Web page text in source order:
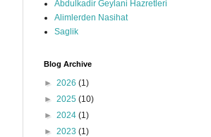
Abdulkadir Geylani Hazretleri
Alimlerden Nasihat
Saglik
Blog Archive
► 2026 (1)
► 2025 (10)
► 2024 (1)
► 2023 (1)